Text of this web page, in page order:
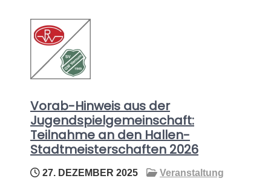
Vorab-Hinweis aus der
Jugendspielgemeinschaft:
Teilnahme an den Hallen-
Stadtmeisterschaften 2026
27. DEZEMBER 2025 Veranstaltung